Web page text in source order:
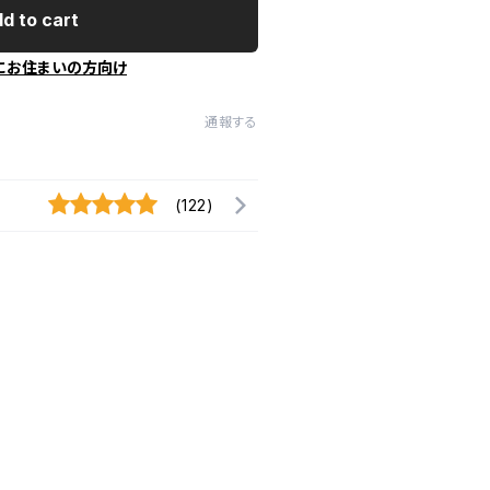
to cart
お住まいの方向け
通報する
(122)